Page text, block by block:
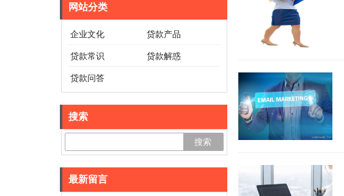
网站分类
企业文化 贷款产品
贷款常识 贷款解惑
贷款问答
搜索
最新留言